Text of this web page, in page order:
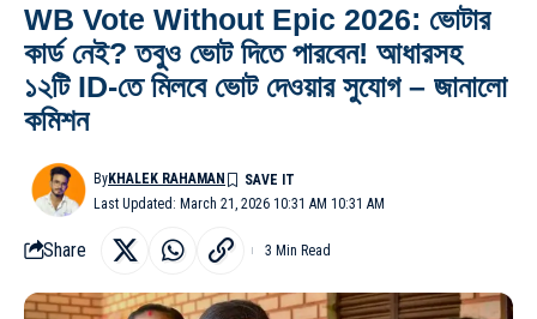
WB Vote Without Epic 2026: ভোটার
কার্ড নেই? তবুও ভোট দিতে পারবেন! আধারসহ
১২টি ID-তে মিলবে ভোট দেওয়ার সুযোগ – জানালো
কমিশন
Last Updated: March 21, 2026 10:31 AM 10:31 AM
ByKHALEK RAHAMAN
Share 3 Min Read